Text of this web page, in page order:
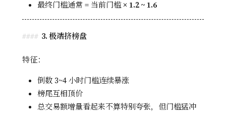
最终门槛通常 = 当前门槛 × 1.2 ~ 1.6
3. 极端挤榜盘
特征：
倒数 3~4 小时门槛连续暴涨
榜尾互相顶价
总交易额增量看起来不算特别夸张，但门槛猛冲